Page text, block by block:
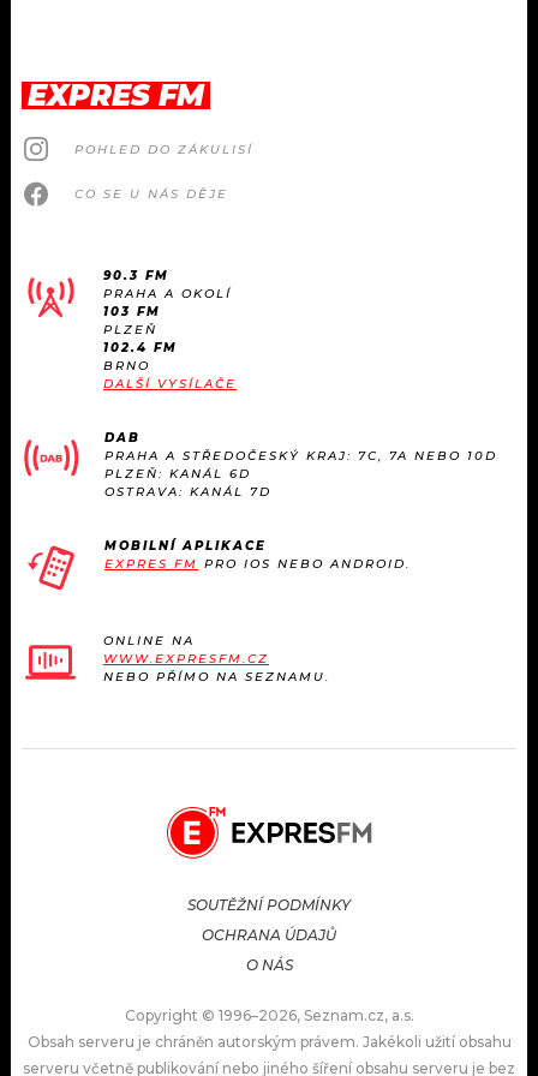
EXPRES FM
POHLED DO ZÁKULISÍ
CO SE U NÁS DĚJE
90.3 FM
PRAHA A OKOLÍ
103 FM
PLZEŇ
102.4 FM
BRNO
DALŠÍ VYSÍLAČE
DAB
PRAHA A STŘEDOČESKÝ KRAJ: 7C, 7A NEBO 10D
PLZEŇ: KANÁL 6D
OSTRAVA: KANÁL 7D
MOBILNÍ APLIKACE
EXPRES FM PRO IOS NEBO ANDROID.
ONLINE NA
WWW.EXPRESFM.CZ
NEBO PŘÍMO NA SEZNAMU.
SOUTĚŽNÍ PODMÍNKY
OCHRANA ÚDAJŮ
O NÁS
Copyright © 1996–2026, Seznam.cz, a.s.
Obsah serveru je chráněn autorským právem. Jakékoli užití obsahu
serveru včetně publikování nebo jiného šíření obsahu serveru je bez